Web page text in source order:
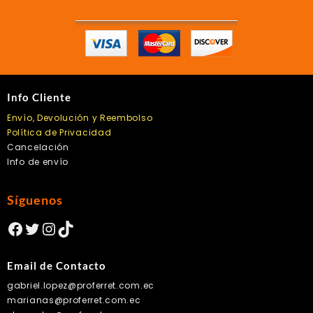
página
de
producto
Info Cliente
Envío, Devolución y Reembolso
Política de Privacidad
Cancelación
Info de envío
Síguenos
Facebook
Twitter
Instagram
TikTok
Email de Contacto
gabriel.lopez@proferret.com.ec
marianas@proferret.com.ec